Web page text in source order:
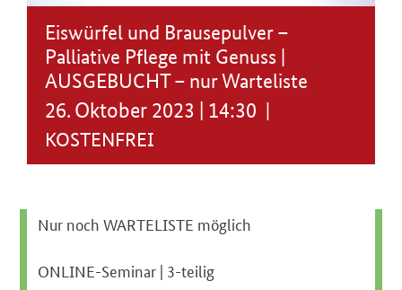
Eiswürfel und Brausepulver –
Palliative Pflege mit Genuss |
AUSGEBUCHT – nur Warteliste
26. Oktober 2023 | 14:30
KOSTENFREI
Nur noch WARTELISTE möglich
ONLINE-Seminar | 3-teilig